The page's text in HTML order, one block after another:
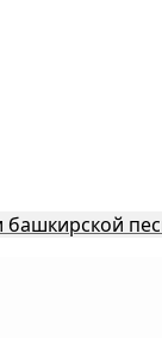
башкирской